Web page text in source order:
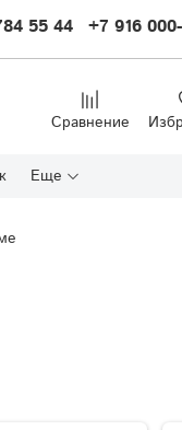
55 44 +7 916
Сравнение
Еще